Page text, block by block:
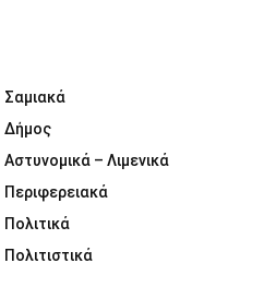
Σαμιακά
Δήμος
Αστυνομικά – Λιμενικά
Περιφερειακά
Πολιτικά
Πολιτιστικά